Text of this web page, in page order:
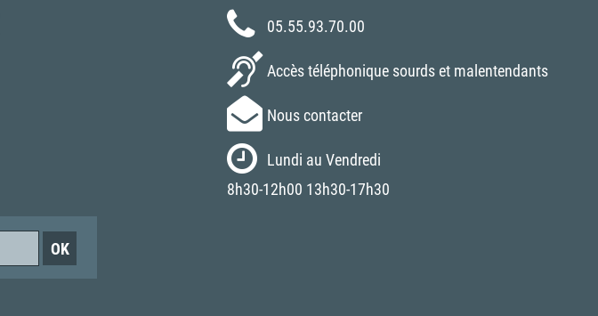
05.55.93.70.00
Accès téléphonique sourds et malentendants
Nous contacter
Lundi au Vendredi
8h30-12h00 13h30-17h30